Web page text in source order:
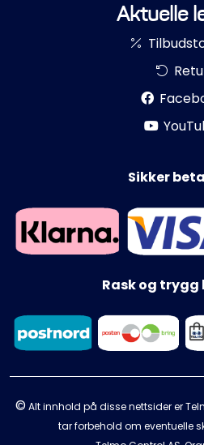
Aktuelle
Sikker
Rask og trygg
© Alt innhold på disse nettsider er
tar forbehold om eventuelle